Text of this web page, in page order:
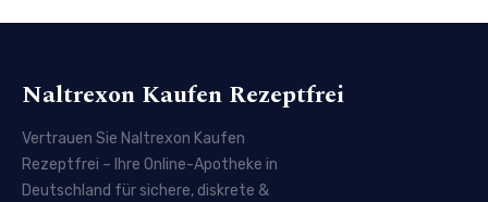
Naltrexon Kaufen Rezeptfrei
Vertrauen Sie Naltrexon Kaufen
Rezeptfrei – Ihre Online-Apotheke in
Deutschland für sichere, diskrete &